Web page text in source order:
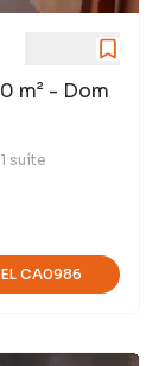
- Dom
1 suíte
CA0986